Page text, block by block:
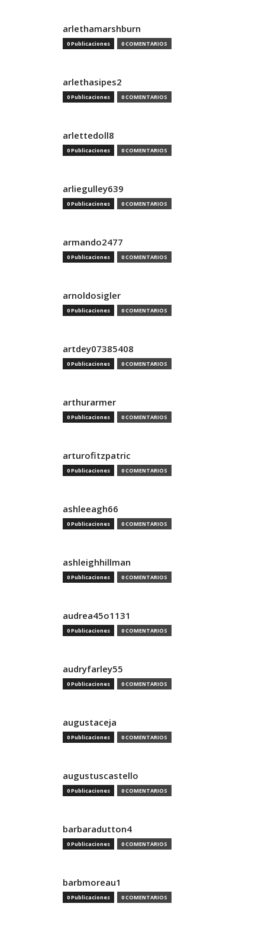
arlethamarshburn
0 Publicaciones 0 COMENTARIOS
arlethasipes2
0 Publicaciones 0 COMENTARIOS
arlettedoll8
0 Publicaciones 0 COMENTARIOS
arliegulley639
0 Publicaciones 0 COMENTARIOS
armando2477
0 Publicaciones 0 COMENTARIOS
arnoldosigler
0 Publicaciones 0 COMENTARIOS
artdey07385408
0 Publicaciones 0 COMENTARIOS
arthurarmer
0 Publicaciones 0 COMENTARIOS
arturofitzpatric
0 Publicaciones 0 COMENTARIOS
ashleeagh66
0 Publicaciones 0 COMENTARIOS
ashleighhillman
0 Publicaciones 0 COMENTARIOS
audrea45o1131
0 Publicaciones 0 COMENTARIOS
audryfarley55
0 Publicaciones 0 COMENTARIOS
augustaceja
0 Publicaciones 0 COMENTARIOS
augustuscastello
0 Publicaciones 0 COMENTARIOS
barbaradutton4
0 Publicaciones 0 COMENTARIOS
barbmoreau1
0 Publicaciones 0 COMENTARIOS